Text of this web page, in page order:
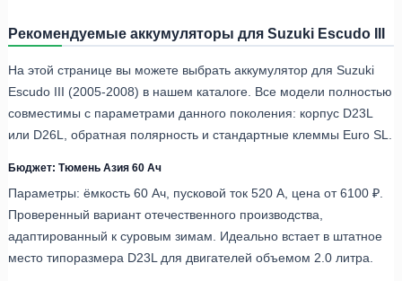
Рекомендуемые аккумуляторы для Suzuki Escudo III
На этой странице вы можете выбрать аккумулятор для Suzuki
Escudo III (2005-2008) в нашем каталоге. Все модели полностью
совместимы с параметрами данного поколения: корпус D23L
или D26L, обратная полярность и стандартные клеммы Euro SL.
Бюджет: Тюмень Азия 60 Ач
Параметры: ёмкость 60 Ач, пусковой ток 520 А, цена от 6100 ₽.
Проверенный вариант отечественного производства,
адаптированный к суровым зимам. Идеально встает в штатное
место типоразмера D23L для двигателей объемом 2.0 литра.